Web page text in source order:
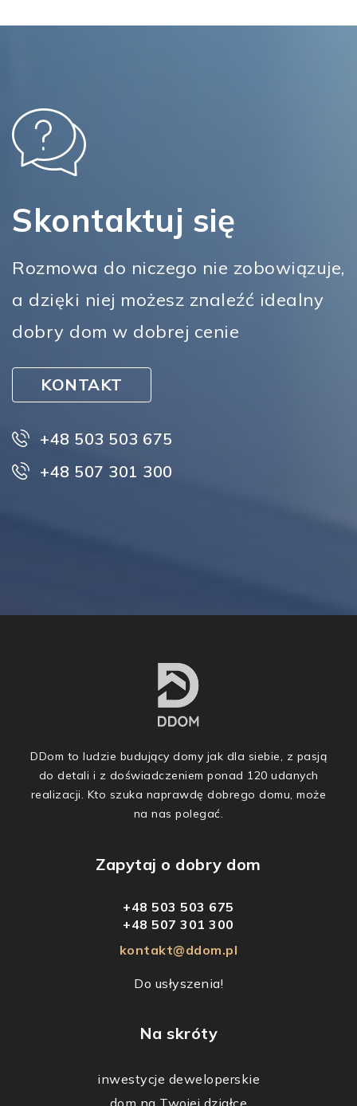
Skontaktuj się
Rozmowa do niczego nie zobowiązuje,
a dzięki niej możesz znaleźć idealny
dobry dom w dobrej cenie
KONTAKT
+48 503 503 675
+48 507 301 300
DDom to ludzie budujący domy jak dla siebie, z pasją
do detali i z doświadczeniem ponad 120 udanych
realizacji. Kto szuka naprawdę dobrego domu, może
na nas polegać.
Zapytaj o dobry dom
+48 503 503 675
+48 507 301 300
kontakt@ddom.pl
Do usłyszenia!
Na skróty
inwestycje deweloperskie
dom na Twojej działce